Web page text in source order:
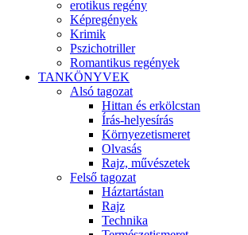
erotikus regény
Képregények
Krimik
Pszichotriller
Romantikus regények
TANKÖNYVEK
Alsó tagozat
Hittan és erkölcstan
Írás-helyesírás
Környezetismeret
Olvasás
Rajz, művészetek
Felső tagozat
Háztartástan
Rajz
Technika